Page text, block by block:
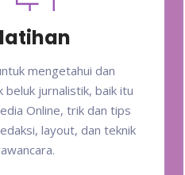
mengetahui dan
beluk jurnalistik, baik itu
Online, trik dan tips
layout, dan teknik